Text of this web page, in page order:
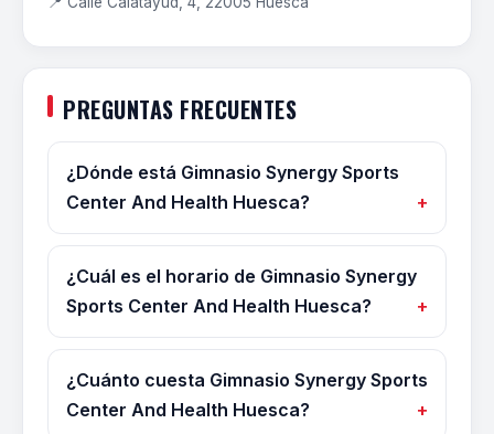
PREGUNTAS FRECUENTES
¿Dónde está Gimnasio Synergy Sports
Center And Health Huesca?
¿Cuál es el horario de Gimnasio Synergy
Sports Center And Health Huesca?
¿Cuánto cuesta Gimnasio Synergy Sports
Center And Health Huesca?